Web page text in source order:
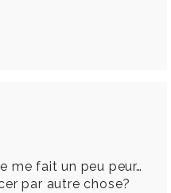
me fait un peu peur…
par autre chose?